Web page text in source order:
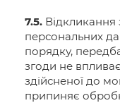
7.5.
персональних
порядку,
згоди не
здійсненої до
припиняє